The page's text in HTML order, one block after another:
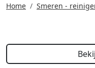
Home Smeren -